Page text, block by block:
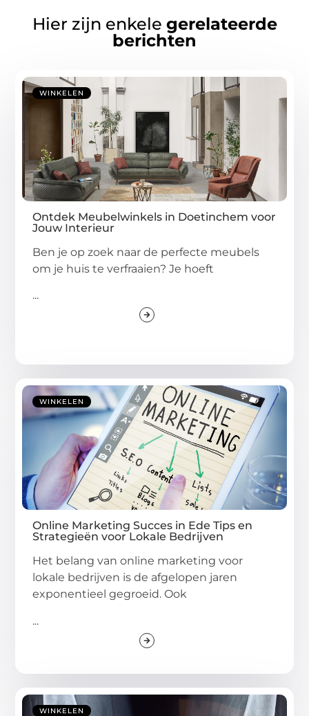
Hier zijn enkele gerelateerde
berichten
WINKELEN
Ontdek Meubelwinkels in Doetinchem voor
Jouw Interieur
Ben je op zoek naar de perfecte meubels
om je huis te verfraaien? Je hoeft
...
WINKELEN
Online Marketing Succes in Ede Tips en
Strategieën voor Lokale Bedrijven
Het belang van online marketing voor
lokale bedrijven is de afgelopen jaren
exponentieel gegroeid. Ook
...
WINKELEN